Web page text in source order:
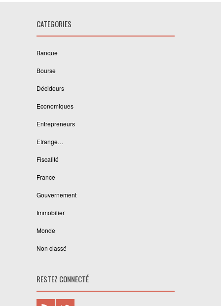
CATEGORIES
Banque
Bourse
Décideurs
Economiques
Entrepreneurs
Etrange…
Fiscalité
France
Gouvernement
Immobilier
Monde
Non classé
RESTEZ CONNECTÉ